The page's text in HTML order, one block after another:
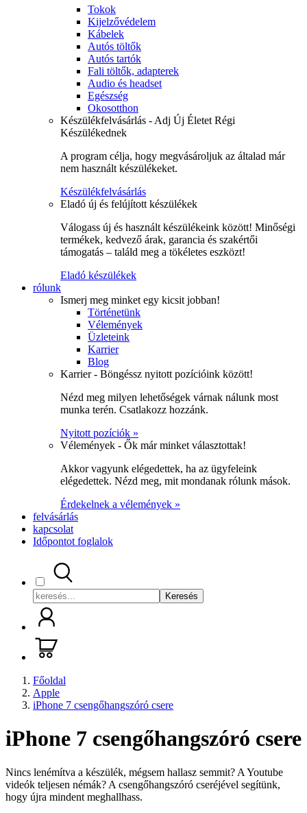
Tokok
Kijelzővédelem
Kábelek
Autós töltők
Autós tartók
Fali töltők, adapterek
Audio és headset
Egészség
Okosotthon
Készülékfelvásárlás - Adj Új Életet Régi
Készülékednek
A program célja, hogy megvásároljuk az általad már
nem használt készülékeket.
Készülékfelvásárlás
Eladó új és felújított készülékek
Válogass új és használt készülékeink között! Minőségi
termékek, kedvező árak, garancia és szakértői
támogatás – találd meg a tökéletes eszközt!
Eladó készülékek
rólunk
Ismerj meg minket egy kicsit jobban!
Történetünk
Vélemények
Üzleteink
Karrier
Blog
Karrier - Böngéssz nyitott pozícióink között!
Nézd meg milyen lehetőségek várnak nálunk most
munka terén. Csatlakozz hozzánk.
Nyitott pozíciók »
Vélemények - Ők már minket választottak!
Akkor vagyunk elégedettek, ha az ügyfeleink
elégedettek. Nézd meg, mit mondanak rólunk mások.
Érdekelnek a vélemények »
felvásárlás
kapcsolat
Időpontot foglalok
Keresés
Főoldal
Apple
iPhone 7 csengőhangszóró csere
iPhone 7 csengőhangszóró csere
Nincs lenémítva a készülék, mégsem hallasz semmit? A Youtube
videók teljesen némák? A csengőhangszóró cseréjével segítünk,
hogy újra mindent meghallhass.